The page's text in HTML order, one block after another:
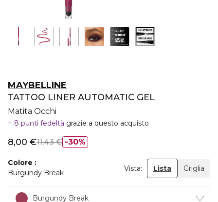
MAYBELLINE
TATTOO LINER AUTOMATIC GEL
Matita Occhi
8 punti fedeltà grazie a questo acquisto
30%
8,00 €11,43 €
Colore
Burgundy Break
Vista: Lista Griglia
Burgundy Break